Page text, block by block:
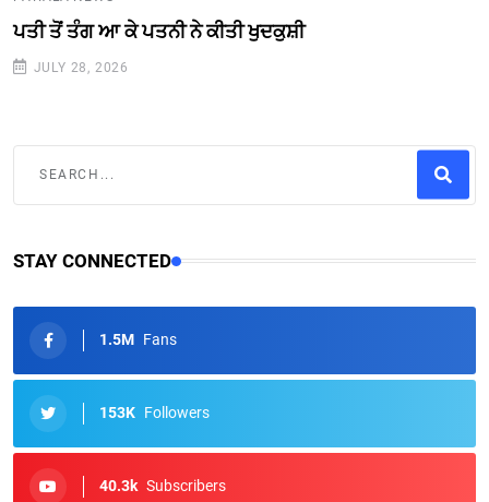
ਪਤੀ ਤੋਂ ਤੰਗ ਆ ਕੇ ਪਤਨੀ ਨੇ ਕੀਤੀ ਖੁਦਕੁਸ਼ੀ
JULY 28, 2026
STAY CONNECTED
1.5M Fans
153K Followers
40.3k Subscribers